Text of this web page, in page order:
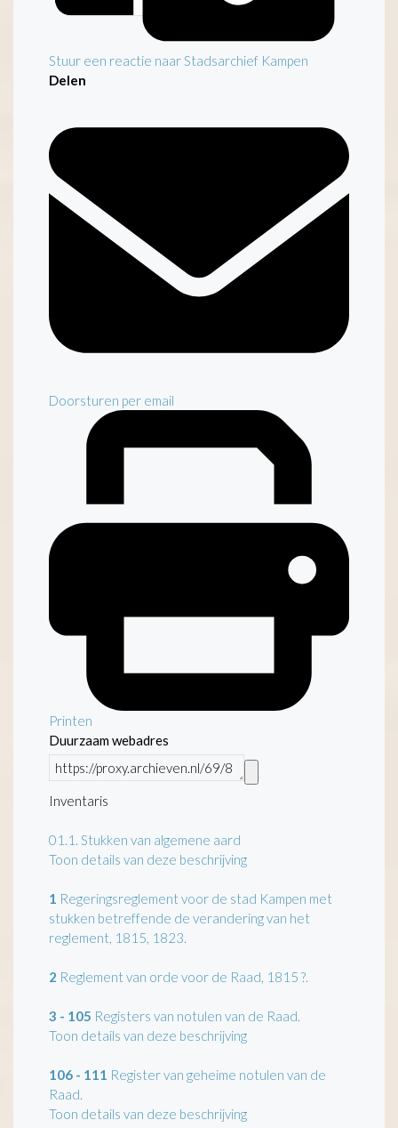
Stuur een reactie naar Stadsarchief Kampen
Delen
Doorsturen per email
Printen
Duurzaam webadres
Inventaris
01.1. Stukken van algemene aard
Toon details van deze beschrijving
1 Regeringsreglement voor de stad Kampen met
stukken betreffende de verandering van het
reglement, 1815, 1823.
2 Reglement van orde voor de Raad, 1815 ?.
3 - 105 Registers van notulen van de Raad.
Toon details van deze beschrijving
106 - 111 Register van geheime notulen van de
Raad.
Toon details van deze beschrijving